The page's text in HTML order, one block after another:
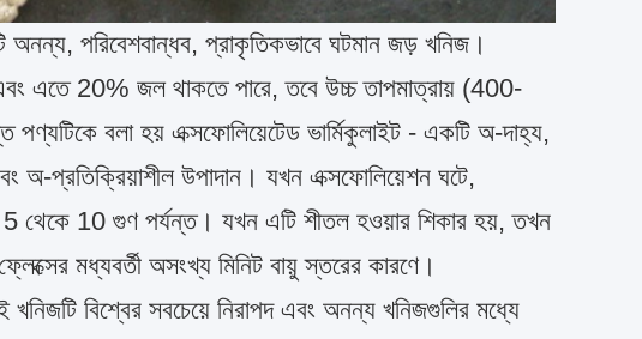
অনন্য, পরিবেশবান্ধব, প্রাকৃতিকভাবে ঘটমান জড় খনিজ।
এবং এতে 20% জল থাকতে পারে, তবে উচ্চ তাপমাত্রায় (400-
বলা হয় এক্সফোলিয়েটেড ভার্মিকুলাইট - একটি অ-দাহ্য,
অ-প্রতিক্রিয়াশীল উপাদান। যখন এক্সফোলিয়েশন ঘটে,
5 থেকে 10 গুণ পর্যন্ত। যখন এটি শীতল হওয়ার শিকার হয়, তখন
মধ্যবর্তী অসংখ্য মিনিট বায়ু স্তরের কারণে।
বিশ্বের সবচেয়ে নিরাপদ এবং অনন্য খনিজগুলির মধ্যে